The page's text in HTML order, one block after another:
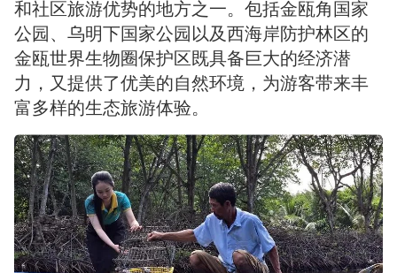
和社区旅游优势的地方之一。包括金瓯角国家
公园、乌明下国家公园以及西海岸防护林区的
金瓯世界生物圈保护区既具备巨大的经济潜
力，又提供了优美的自然环境，为游客带来丰
富多样的生态旅游体验。